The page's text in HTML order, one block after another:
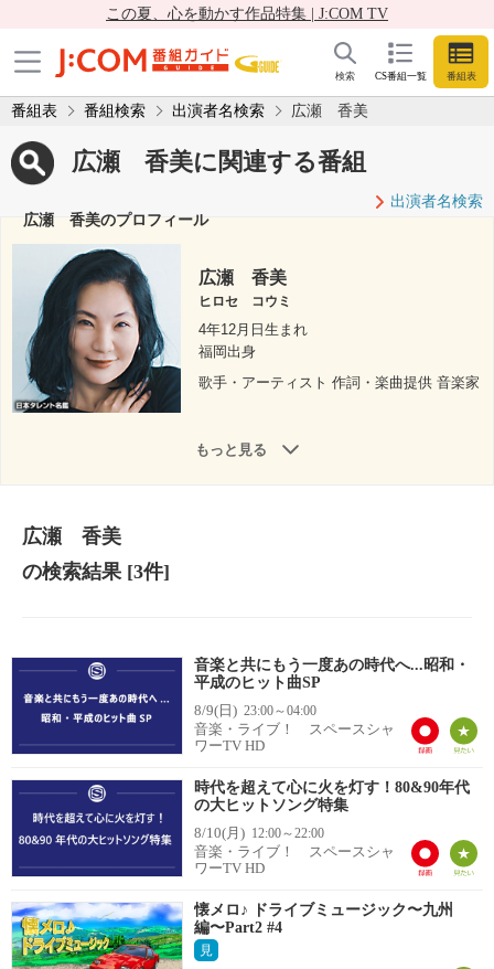
この夏、心を動かす作品特集 | J:COM TV
CS番組一覧 番組表
検索
番組表 番組検索 出演者名検索 広瀬 香美
広瀬 香美に関連する番組
出演者名検索
広瀬 香美のプロフィール
広瀬 香美
ヒロセ コウミ
4年12月日生まれ
福岡出身
歌手・アーティスト 作詞・楽曲提供 音楽家
もっと見る
広瀬 香美
の検索結果[3件]
音楽と共にもう一度あの時代へ...昭和・
平成のヒット曲SP
8/9(日) 23:00～04:00
音楽・ライブ！ スペースシャ
ワーTV HD
時代を超えて心に火を灯す！80&90年代
の大ヒットソング特集
8/10(月) 12:00～22:00
音楽・ライブ！ スペースシャ
ワーTV HD
懐メロ♪ ドライブミュージック〜九州
編〜Part2 #4
見